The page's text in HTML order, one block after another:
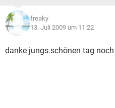
freaky
13. Juli 2009 um 11:22
danke jungs.schönen tag noch